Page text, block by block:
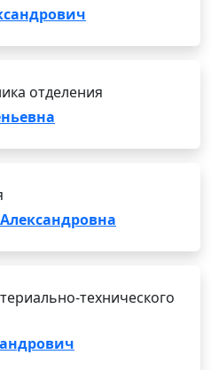
отделения
технического